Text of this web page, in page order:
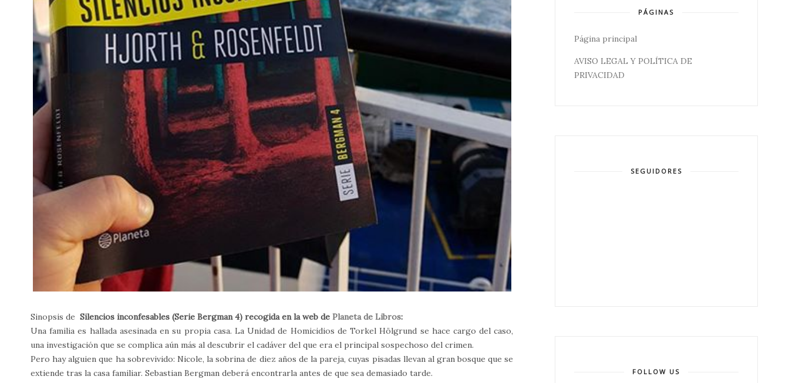
Sinopsis de Silencios inconfesables (Serie Bergman 4) recogida en la web de Planeta de Libros:
Una familia es hallada asesinada en su propia casa. La Unidad de Homicidios de Torkel Hölgrund se hace cargo del caso,
una investigación que se complica aún más al descubrir el cadáver del que era el principal sospechoso del crimen.
Pero hay alguien que ha sobrevivido: Nicole, la sobrina de diez años de la pareja, cuyas pisadas llevan al gran bosque que se
extiende tras la casa familiar. Sebastian Bergman deberá encontrarla antes de que sea demasiado tarde.
PÁGINAS
Página principal
AVISO LEGAL Y POLÍTICA DE
PRIVACIDAD
SEGUIDORES
FOLLOW US